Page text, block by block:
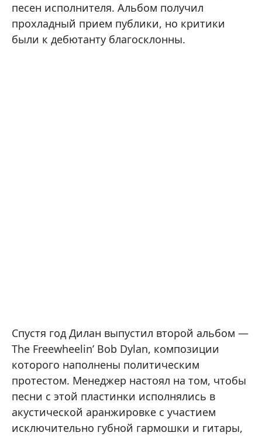
песен исполнителя. Альбом получил
прохладный прием публики, но критики
были к дебютанту благосклонны.
Спустя год Дилан выпустил второй альбом —
The Freewheelin’ Bob Dylan, композиции
которого наполнены политическим
протестом. Менеджер настоял на том, чтобы
песни с этой пластинки исполнялись в
акустической аранжировке с участием
исключительно губной гармошки и гитары,